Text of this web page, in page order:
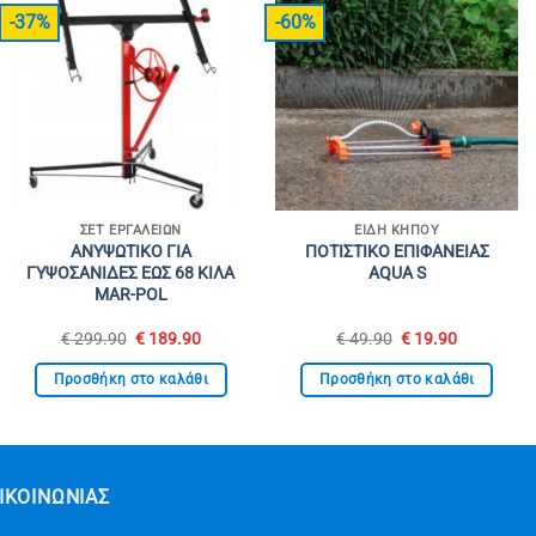
-37%
ΣΕΤ ΕΡΓΑΛΕΊΩΝ
ΑΝΥΨΩΤΙΚΟ ΓΙΑ
ΓΥΨΟΣΑΝΙΔΕΣ ΕΩΣ 68 ΚΙΛΑ
MAR-POL
€299.90 Original
was:
€ 299.90.
€ 189.90Η
τιμή
είναι:
Προσθήκη στο καλάθι
-60%
ΕΊΔΗ ΚΉΠΟΥ
ΠΟΤΙΣΤΙΚΟ ΕΠΙΦΑΝΕΙΑΣ
AQUA S
€49.90 Original
was:
€ 49.90.
€ 19.90Η
τιμή
είναι:
Προσθήκη στο καλάθι